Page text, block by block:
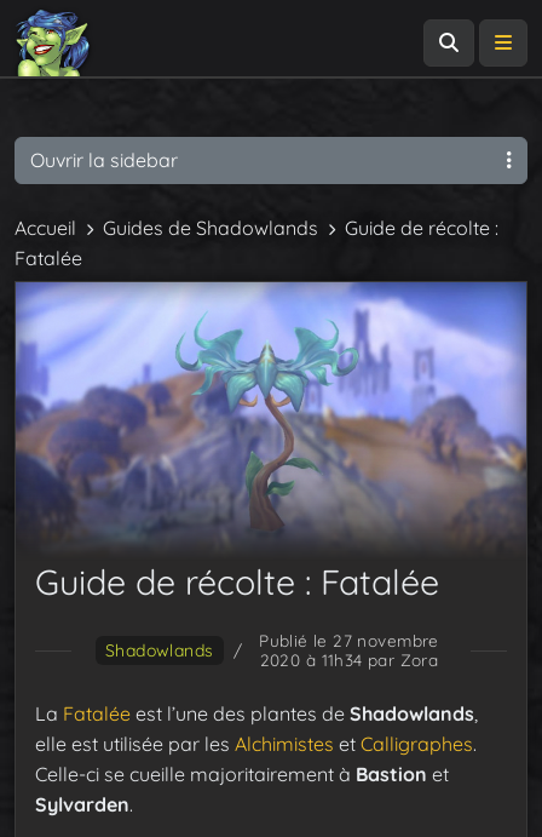
Accueil Guides de Shadowlands
Guide de récolte :
Fatalée
Guide de récolte : Fatalée
Shadowlands /
Publié le 27 novembre
2020 à 11h34 par Zora
La Fatalée est l’une des plantes de Shadowlands,
elle est utilisée par les Alchimistes et Calligraphes.
Celle-ci se cueille majoritairement à Bastion et
Sylvarden.
Ouvrir la sidebar